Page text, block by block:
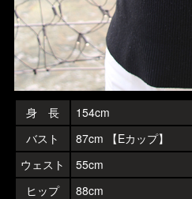
身 長
154cm
バスト
87cm 【Eカップ】
ウェスト
55cm
ヒップ
88cm